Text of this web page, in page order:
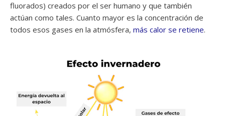
fluorados) creados por el ser humano y que también
actúan como tales. Cuanto mayor es la concentración de
todos esos gases en la atmósfera, más calor se retiene.